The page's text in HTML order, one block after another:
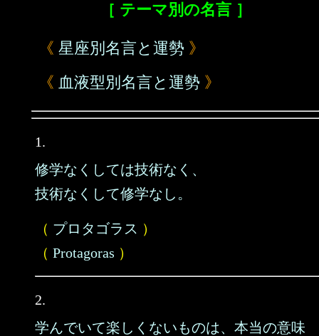
［ テーマ別の名言 ］
《 星座別名言と運勢 》
《 血液型別名言と運勢 》
1.
修学なくしては技術なく、
技術なくして修学なし。
（ プロタゴラス ）
（ Protagoras ）
2.
学んでいて楽しくないものは、本当の意味